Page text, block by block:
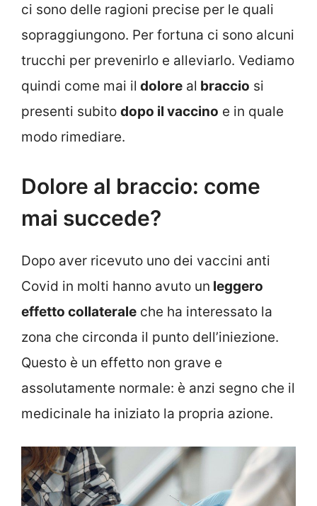
ci sono delle ragioni precise per le quali
sopraggiungono. Per fortuna ci sono alcuni
trucchi per prevenirlo e alleviarlo. Vediamo
quindi come mai il dolore al braccio si
presenti subito dopo il vaccino e in quale
modo rimediare.
Dolore al braccio: come
mai succede?
Dopo aver ricevuto uno dei vaccini anti
Covid in molti hanno avuto un leggero
effetto collaterale che ha interessato la
zona che circonda il punto dell’iniezione.
Questo è un effetto non grave e
assolutamente normale: è anzi segno che il
medicinale ha iniziato la propria azione.